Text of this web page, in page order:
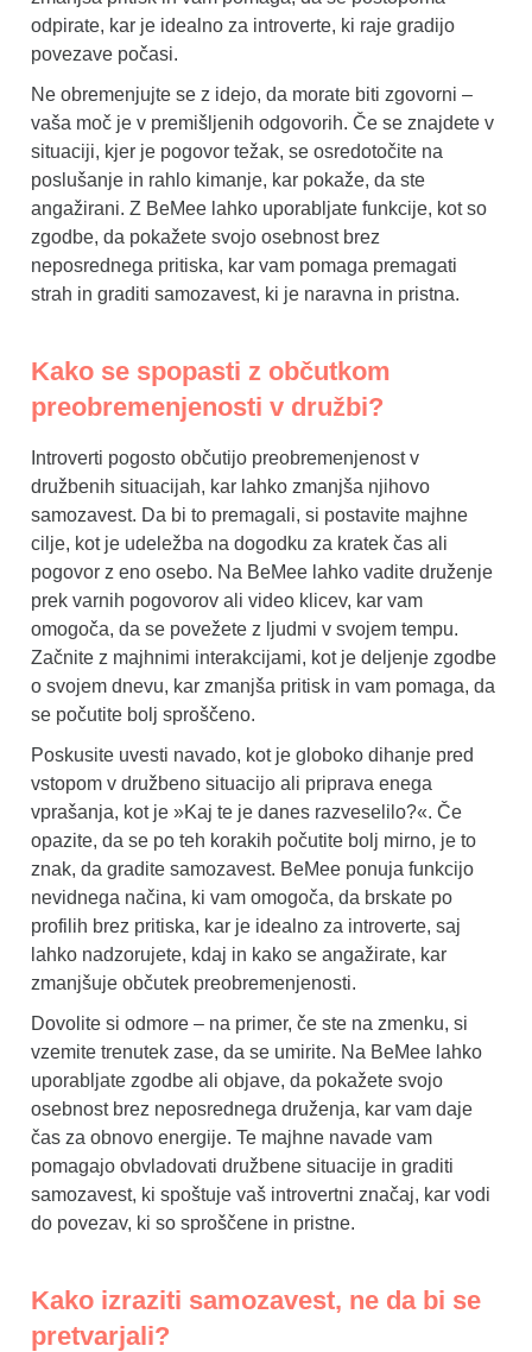
odpirate, kar je idealno za introverte, ki raje gradijo
povezave počasi.
Ne obremenjujte se z idejo, da morate biti zgovorni –
vaša moč je v premišljenih odgovorih. Če se znajdete v
situaciji, kjer je pogovor težak, se osredotočite na
poslušanje in rahlo kimanje, kar pokaže, da ste
angažirani. Z BeMee lahko uporabljate funkcije, kot so
zgodbe, da pokažete svojo osebnost brez
neposrednega pritiska, kar vam pomaga premagati
strah in graditi samozavest, ki je naravna in pristna.
Kako se spopasti z občutkom
preobremenjenosti v družbi?
Introverti pogosto občutijo preobremenjenost v
družbenih situacijah, kar lahko zmanjša njihovo
samozavest. Da bi to premagali, si postavite majhne
cilje, kot je udeležba na dogodku za kratek čas ali
pogovor z eno osebo. Na BeMee lahko vadite druženje
prek varnih pogovorov ali video klicev, kar vam
omogoča, da se povežete z ljudmi v svojem tempu.
Začnite z majhnimi interakcijami, kot je deljenje zgodbe
o svojem dnevu, kar zmanjša pritisk in vam pomaga, da
se počutite bolj sproščeno.
Poskusite uvesti navado, kot je globoko dihanje pred
vstopom v družbeno situacijo ali priprava enega
vprašanja, kot je »Kaj te je danes razveselilo?«. Če
opazite, da se po teh korakih počutite bolj mirno, je to
znak, da gradite samozavest. BeMee ponuja funkcijo
nevidnega načina, ki vam omogoča, da brskate po
profilih brez pritiska, kar je idealno za introverte, saj
lahko nadzorujete, kdaj in kako se angažirate, kar
zmanjšuje občutek preobremenjenosti.
Dovolite si odmore – na primer, če ste na zmenku, si
vzemite trenutek zase, da se umirite. Na BeMee lahko
uporabljate zgodbe ali objave, da pokažete svojo
osebnost brez neposrednega druženja, kar vam daje
čas za obnovo energije. Te majhne navade vam
pomagajo obvladovati družbene situacije in graditi
samozavest, ki spoštuje vaš introvertni značaj, kar vodi
do povezav, ki so sproščene in pristne.
Kako izraziti samozavest, ne da bi se
pretvarjali?